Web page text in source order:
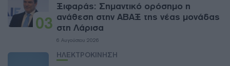
03
Ξιφαράς: Σημαντικό ορόσημο η
ανάθεση στην ΑΒΑΞ της νέας μονάδας
στη Λάρισα
6 Αυγούστου 2026
ΗΛΕΚΤΡΟΚΙΝΗΣΗ